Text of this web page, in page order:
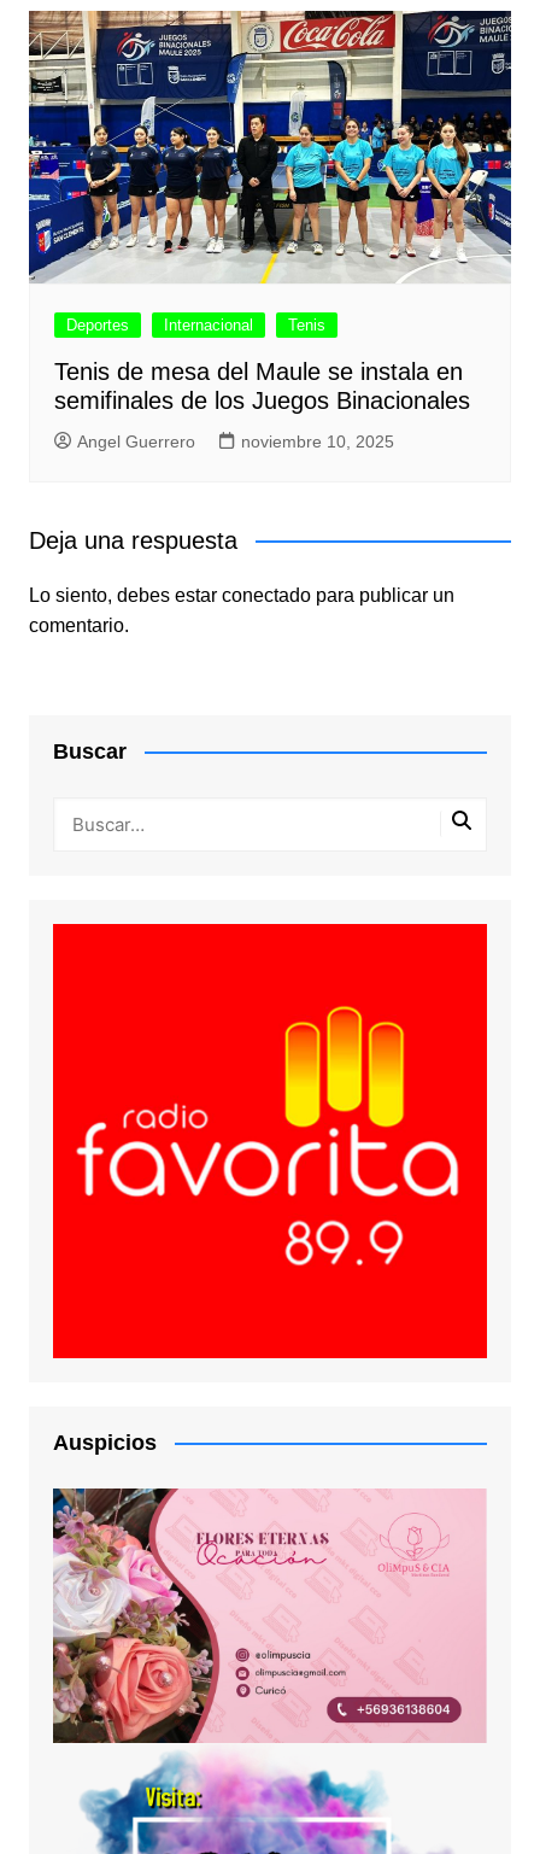
Deportes Internacional Tenis
Tenis de mesa del Maule se instala en
semifinales de los Juegos Binacionales
Angel Guerrero noviembre 10, 2025
Deja una respuesta
Lo siento, debes estar conectadopara publicar un
comentario.
Buscar
Auspicios